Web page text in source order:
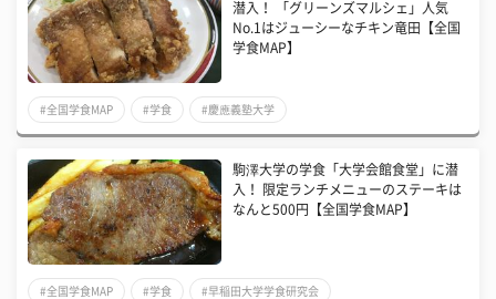
潜入！ 「グリーンズマルシェ」人気
No.1はジューシーなチキン竜田【全国
学食MAP】
#全国学食MAP #学食 #慶應義塾大学
駒澤大学の学食「大学会館食堂」に潜
入！ 限定ランチメニューのステーキは
なんと500円【全国学食MAP】
#全国学食MAP #学食 #早稲田大学学食研究会